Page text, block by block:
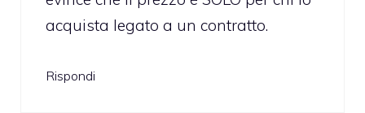
acquista legato a un contratto.
Rispondi